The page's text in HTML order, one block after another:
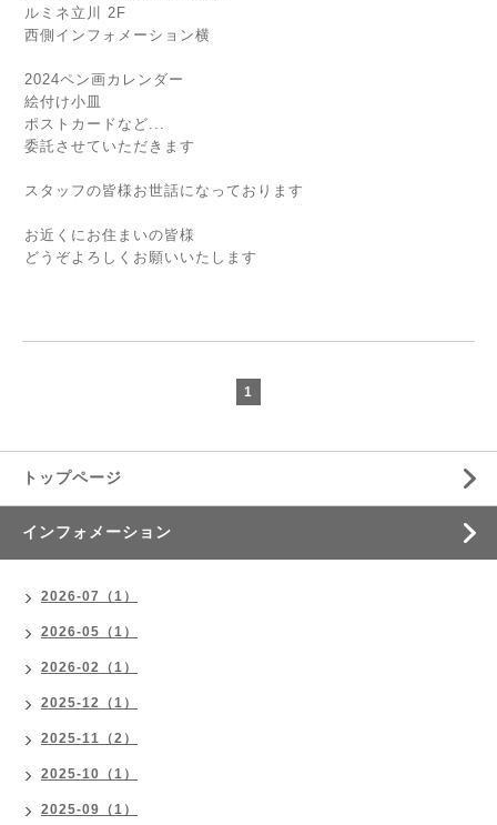
ルミネ立川 2F
西側インフォメーション横
2024ペン画カレンダー
絵付け小皿
ポストカードなど...
委託させていただきます
スタッフの皆様お世話になっております
お近くにお住まいの皆様
どうぞよろしくお願いいたします
1
トップページ
インフォメーション
2026-07（1）
2026-05（1）
2026-02（1）
2025-12（1）
2025-11（2）
2025-10（1）
2025-09（1）